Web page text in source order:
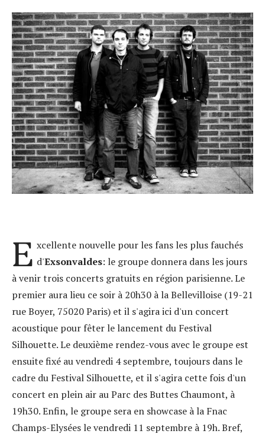
E xcellente nouvelle pour les fans les plus fauchés
d'Exsonvaldes: le groupe donnera dans les jours
à venir trois concerts gratuits en région parisienne. Le
premier aura lieu ce soir à 20h30 à la Bellevilloise (19-21
rue Boyer, 75020 Paris) et il s'agira ici d'un concert
acoustique pour fêter le lancement du Festival
Silhouette. Le deuxième rendez-vous avec le groupe est
ensuite fixé au vendredi 4 septembre, toujours dans le
cadre du Festival Silhouette, et il s'agira cette fois d'un
concert en plein air au Parc des Buttes Chaumont, à
19h30. Enfin, le groupe sera en showcase à la Fnac
Champs-Elysées le vendredi 11 septembre à 19h. Bref,